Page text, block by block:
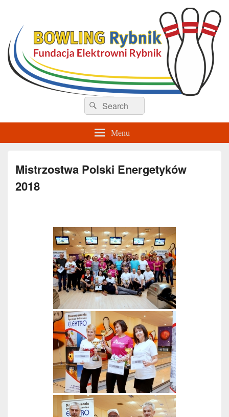
Sekcja Bowlingu – Rybnik
Search
for:
Search
Menu
Mistrzostwa Polski Energetyków
2018